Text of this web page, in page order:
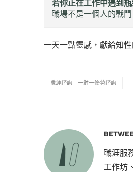
若你正在工作中遇到
職場不是一個人的戰
一天一點靈感，獻給知
職涯諮詢｜一對一優勢諮詢
職涯服
工作坊